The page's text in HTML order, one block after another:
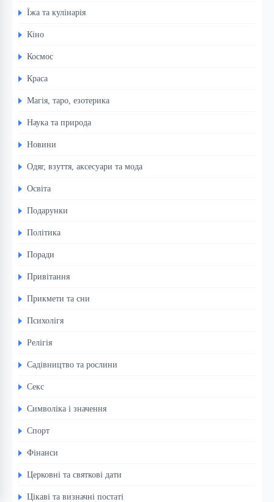
Їжа та кулінарія
Кіно
Космос
Краса
Магія, таро, езотерика
Наука та природа
Новини
Одяг, взуття, аксесуари та мода
Освіта
Подарунки
Політика
Поради
Привітання
Прикмети та сни
Психолігя
Релігія
Садівництво та рослини
Секс
Символіка і значення
Спорт
Фінанси
Церковні та святкові дати
Цікаві та визначні постаті